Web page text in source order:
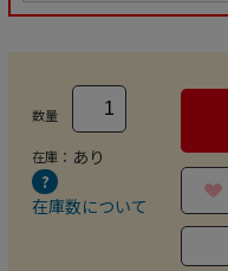
数量
在庫： あり
在庫数について